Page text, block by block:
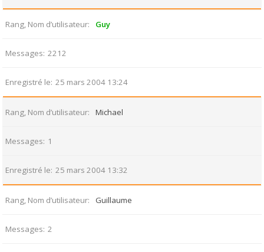
Rang, Nom d’utilisateur Guy
Messages 2212
Enregistré le 25 mars 2004 13:24
Rang, Nom d’utilisateur Michael
Messages 1
Enregistré le 25 mars 2004 13:32
Rang, Nom d’utilisateur Guillaume
Messages 2